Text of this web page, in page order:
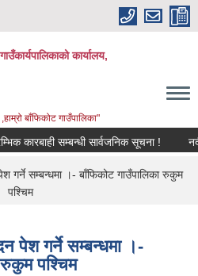
कार्यालय,
बाँफिकोट गाउँपालिका"
कारबाही सम्बन्धी सार्वजनिक सूचना ! नदी
गर्ने सम्बन्धमा ।- बाँफिकोट गाउँपालिका रुकुम
पश्चिम
पेश गर्ने सम्बन्धमा ।-
रुकुम पश्चिम